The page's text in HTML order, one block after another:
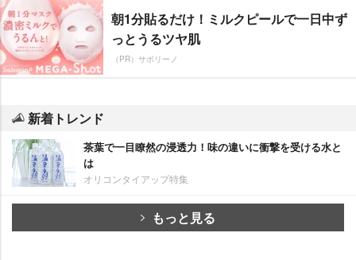
朝1分貼るだけ！ミルクピールで一日中ず
っとうるツヤ肌
（PR）サボリーノ
新着トレンド
茶葉で一目瞭然の浸透力！味の違いに衝撃を受ける水と
は
オリコンタイアップ特集
もっと見る